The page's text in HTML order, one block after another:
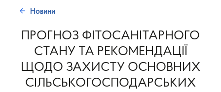
Новини
ПРОГНОЗ ФІТОСАНІТАРНОГО
СТАНУ ТА РЕКОМЕНДАЦІЇ
ЩОДО ЗАХИСТУ ОСНОВНИХ
СІЛЬСЬКОГОСПОДАРСЬКИХ